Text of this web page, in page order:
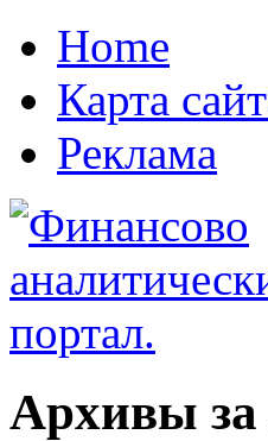
Home
Карта
Реклама
Архивы за